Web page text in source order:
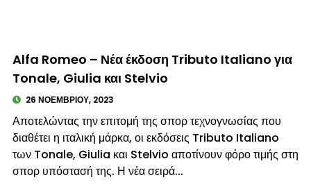
© enkinisi.gr
Alfa Romeo – Νέα έκδοση Tributo Italiano για
Tonale, Giulia και Stelvio
26 ΝΟΕΜΒΡΊΟΥ, 2023
Αποτελώντας την επιτομή της σπορ τεχνογνωσίας που
διαθέτει η ιταλική μάρκα, οι εκδόσεις Tributo Italiano
των Tonale, Giulia και Stelvio αποτίνουν φόρο τιμής στη
σπορ υπόστασή της. Η νέα σειρά...